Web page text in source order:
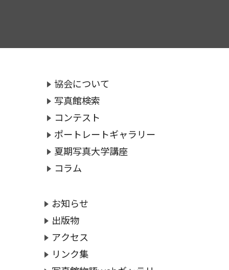
協会について
写真館検索
コンテスト
ポートレートギャラリー
夏期写真大学講座
コラム
お知らせ
出版物
アクセス
リンク集